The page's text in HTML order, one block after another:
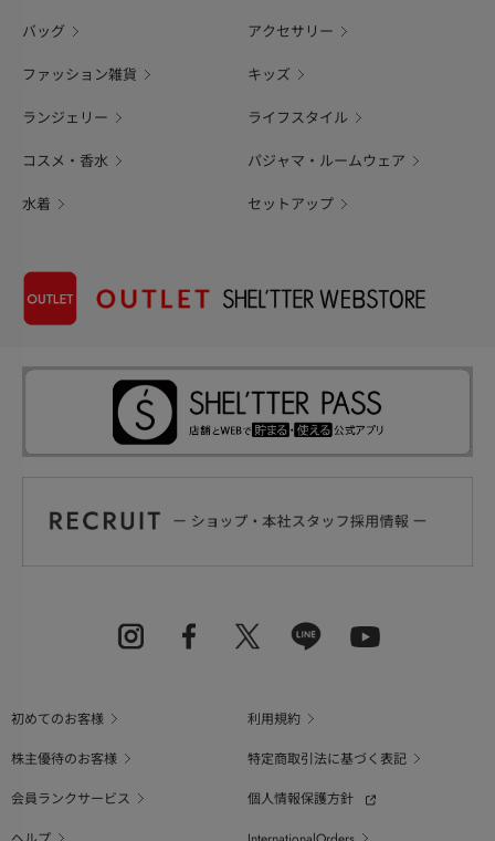
バッグ アクセサリー
ファッション雑貨 キッズ
ランジェリー ライフスタイル
コスメ・香水 パジャマ・ルームウェア
水着 セットアップ
初めてのお客様
利用規約
株主優待のお客様
特定商取引法に基づく表記
会員ランクサービス
個人情報保護方針